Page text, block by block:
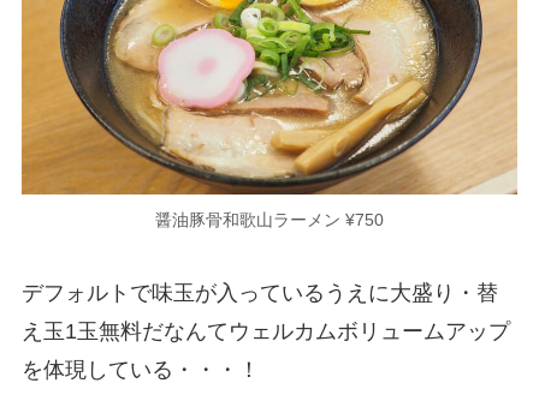
醤油豚骨和歌山ラーメン ¥750
デフォルトで味玉が入っているうえに大盛り・替
え玉1玉無料だなんてウェルカムボリュームアップ
を体現している・・・！